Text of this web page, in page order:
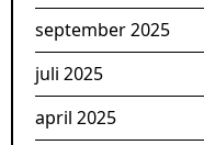
september 2025
juli 2025
april 2025